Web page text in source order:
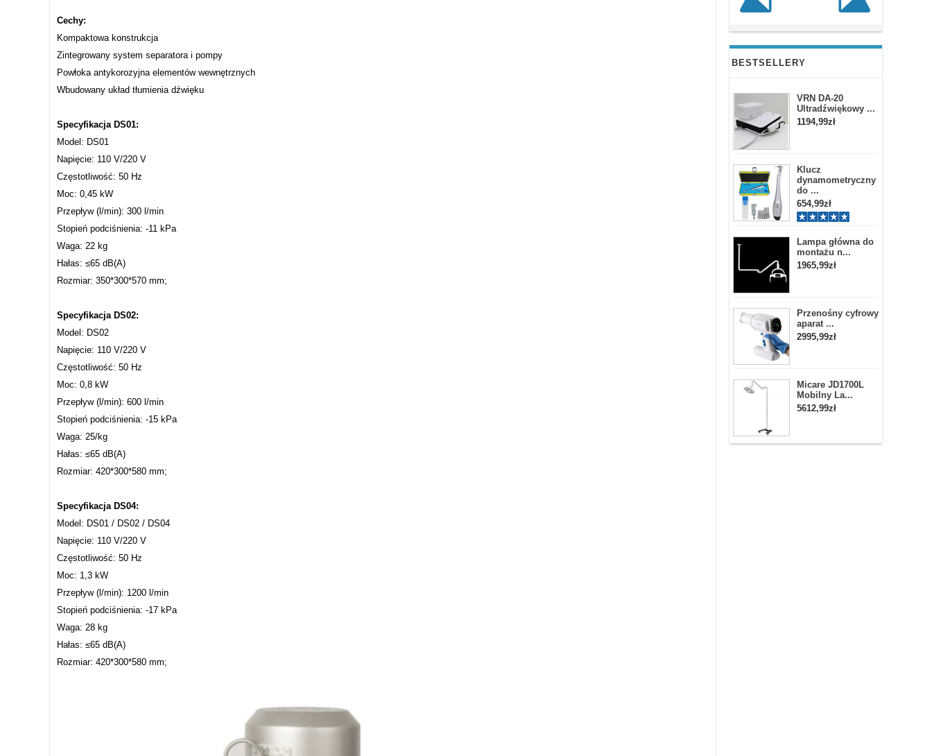
BESTSELLERY
VRN DA-20
Ultradźwiękowy ...
1194,99zł
Klucz
dynamometryczny
do ...
654,99zł
Lampa główna do
montażu n...
1965,99zł
Przenośny cyfrowy
aparat ...
2995,99zł
Micare JD1700L
Mobilny La...
5612,99zł
Cechy:
Kompaktowa konstrukcja
Zintegrowany system separatora i pompy
Powłoka antykorozyjna elementów wewnętrznych
Wbudowany układ tłumienia dźwięku
Specyfikacja DS01:
Model: DS01
Napięcie: 110 V/220 V
Częstotliwość: 50 Hz
Moc: 0,45 kW
Przepływ (l/min): 300 l/min
Stopień podciśnienia: -11 kPa
Waga: 22 kg
Hałas: ≤65 dB(A)
Rozmiar: 350*300*570 mm;
Specyfikacja DS02:
Model: DS02
Napięcie: 110 V/220 V
Częstotliwość: 50 Hz
Moc: 0,8 kW
Przepływ (l/min): 600 l/min
Stopień podciśnienia: -15 kPa
Waga: 25/kg
Hałas: ≤65 dB(A)
Rozmiar: 420*300*580 mm;
Specyfikacja DS04:
Model: DS01 / DS02 / DS04
Napięcie: 110 V/220 V
Częstotliwość: 50 Hz
Moc: 1,3 kW
Przepływ (l/min): 1200 l/min
Stopień podciśnienia: -17 kPa
Waga: 28 kg
Hałas: ≤65 dB(A)
Rozmiar: 420*300*580 mm;